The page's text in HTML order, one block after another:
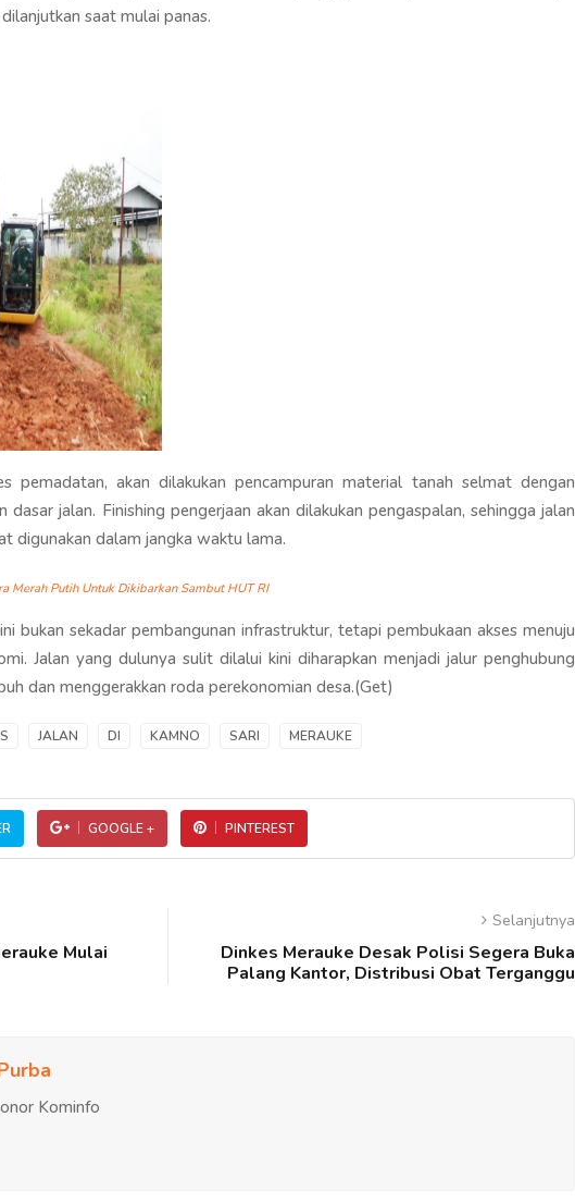
saat mulai panas.
pemadatan, akan dilakukan pencampuran material tanah selmat dengan
jalan. Finishing pengerjaan akan dilakukan pengaspalan, sehingga jalan
digunakan dalam jangka waktu lama.
Merah Putih Untuk Dikibarkan Sambut HUT RI
bukan sekadar pembangunan infrastruktur, tetapi pembukaan akses menuju
Jalan yang dulunya sulit dilalui kini diharapkan menjadi jalur penghubung
dan menggerakkan roda perekonomian desa.(Get)
JALAN DI KAMNO SARI MERAUKE
GOOGLE + PINTEREST
Mulai
Selanjutnya
Dinkes Merauke Desak Polisi Segera Buka
Palang Kantor, Distribusi Obat Terganggu
Kominfo